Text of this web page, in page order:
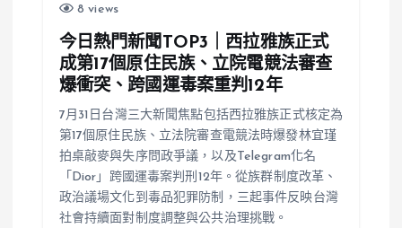
8 views
今日熱門新聞TOP3｜西拉雅族正式
成第17個原住民族、立院電競法審查
爆衝突、跨國運毒案重判12年
7月31日台灣三大新聞焦點包括西拉雅族正式核定為
第17個原住民族、立法院審查電競法時爆發林宜瑾
拍桌敲麥與失序問政爭議，以及Telegram化名
「Dior」跨國運毒案判刑12年。從族群制度改革、
政治議場文化到毒品犯罪防制，三起事件反映台灣
社會持續面對制度調整與公共治理挑戰。